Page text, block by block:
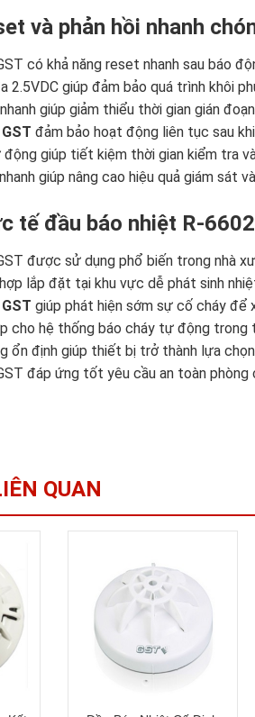
và phản hồi nhanh
có khả năng reset nhanh sau báo
2.5VDC giúp đảm bảo quá trình khôi
giúp giảm thiểu thời gian gián
đảm bảo hoạt động liên tục sau
giúp tiết kiệm thời gian kiểm tra
giúp nâng cao hiệu quả giám sát
tế đầu báo nhiệt R-6602
được sử dụng phổ biến trong nhà
lắp đặt tại khu vực dễ phát sinh
giúp phát hiện sớm sự cố cháy để
cho hệ thống báo cháy tự động trong
ổn định giúp thiết bị trở thành lựa
đáp ứng tốt yêu cầu an toàn phòng
QUAN